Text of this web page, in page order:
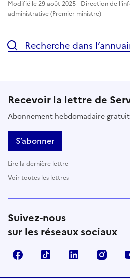
Modifié le 29 août 2025 - Direction de
administrative (Premier ministre)
Recherche dans
Recevoir la lettre de
Abonnement hebdomadaire gratuit
S’abonner
Lire la dernière lettre
Voir toutes les lettres
Suivez-nous
sur les réseaux sociaux
FacebookTikTok LinkedIn